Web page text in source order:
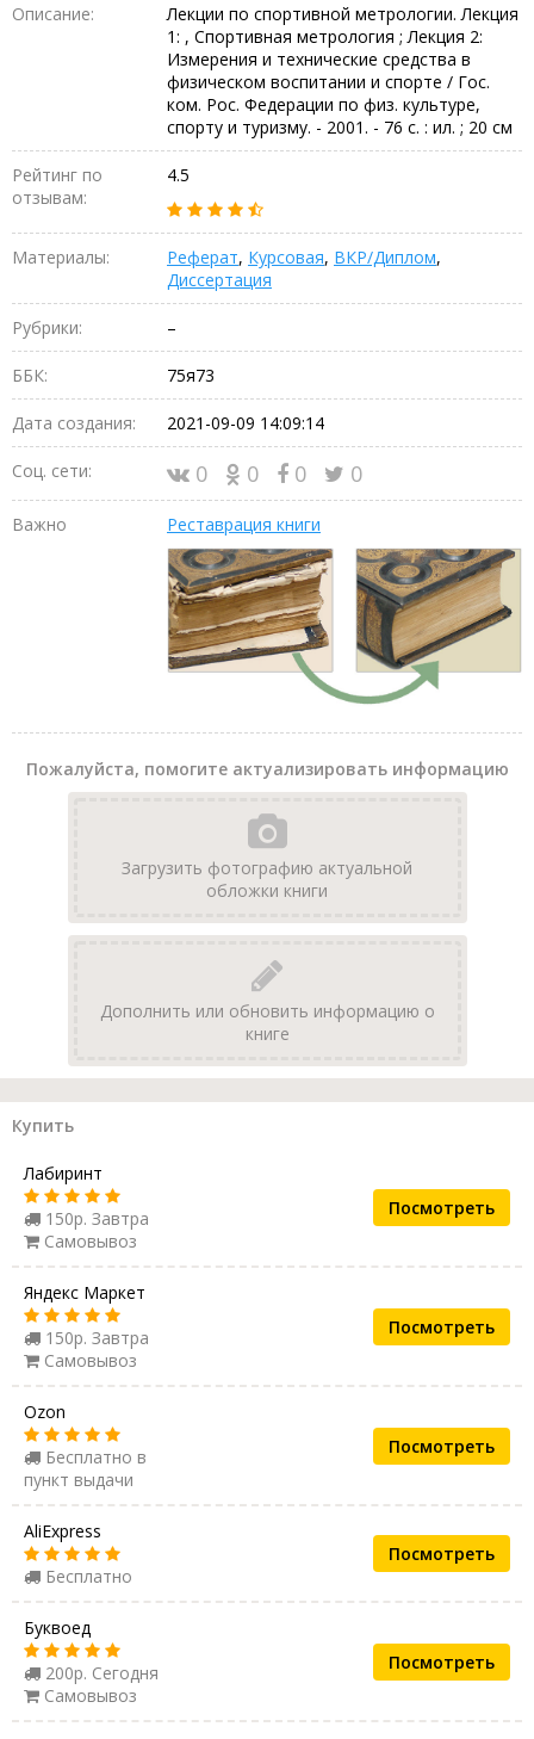
Описание:
Лекции по спортивной метрологии. Лекция
1: , Спортивная метрология ; Лекция 2:
Измерения и технические средства в
физическом воспитании и спорте / Гос.
ком. Рос. Федерации по физ. культуре,
спорту и туризму. - 2001. - 76 с. : ил. ; 20 см
Рейтинг по
отзывам:
4.5
Материалы: Реферат, Курсовая, ВКР/Диплом,
Диссертация
Рубрики: –
ББК: 75я73
Дата создания: 2021-09-09 14:09:14
Соц. сети: 0 0 0 0
Важно Реставрация книги
Пожалуйста, помогите актуализировать информацию
Загрузить фотографию актуальной
обложки книги
Дополнить или обновить информацию о
книге
Купить
Лабиринт
150р. Завтра
Самовывоз
Посмотреть
Яндекс Маркет
150р. Завтра
Самовывоз
Посмотреть
Ozon
Бесплатно в
пункт выдачи
Посмотреть
AliExpress
Бесплатно
Посмотреть
Буквоед
200р. Сегодня
Самовывоз
Посмотреть